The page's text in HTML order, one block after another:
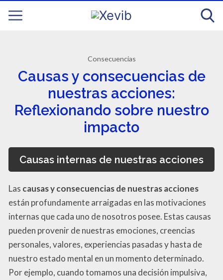
Consecuencias
Causas y consecuencias de
nuestras acciones:
Reflexionando sobre nuestro
impacto
Causas internas de nuestras acciones
Las causas y consecuencias de nuestras acciones
están profundamente arraigadas en las motivaciones
internas que cada uno de nosotros posee. Estas causas
pueden provenir de nuestras emociones, creencias
personales, valores, experiencias pasadas y hasta de
nuestro estado mental en un momento determinado.
Por ejemplo, cuando tomamos una decisión impulsiva,